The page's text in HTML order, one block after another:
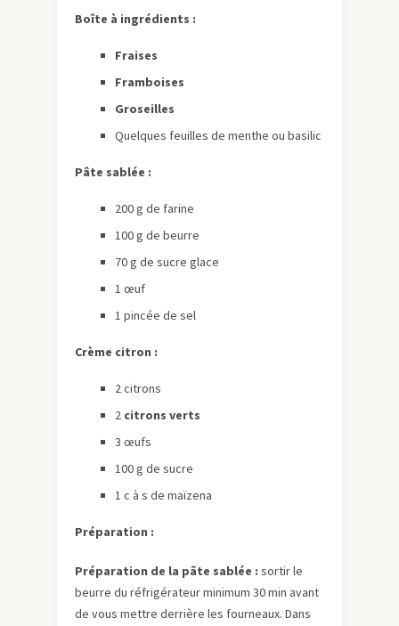
Boîte à ingrédients :
Fraises
Framboises
Groseilles
Quelques feuilles de menthe ou basilic
Pâte sablée :
200 g de farine
100 g de beurre
70 g de sucre glace
1 œuf
1 pincée de sel
Crème citron :
2 citrons
2 citrons verts
3 œufs
100 g de sucre
1 c à s de maïzena
Préparation :
Préparation de la pâte sablée : sortir le
beurre du réfrigérateur minimum 30 min avant
de vous mettre derrière les fourneaux. Dans